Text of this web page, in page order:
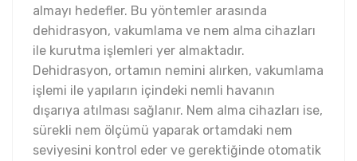
almayı hedefler. Bu yöntemler arasında
dehidrasyon, vakumlama ve nem alma cihazları
ile kurutma işlemleri yer almaktadır.
Dehidrasyon, ortamın nemini alırken, vakumlama
işlemi ile yapıların içindeki nemli havanın
dışarıya atılması sağlanır. Nem alma cihazları ise,
sürekli nem ölçümü yaparak ortamdaki nem
seviyesini kontrol eder ve gerektiğinde otomatik